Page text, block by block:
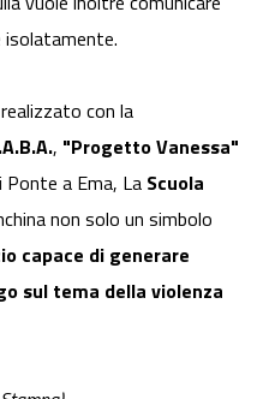
isolatamente.
con la
, "Progetto Vanessa"
Ponte a Ema, La Scuola
non solo un simbolo
capace di generare
sul tema della violenza